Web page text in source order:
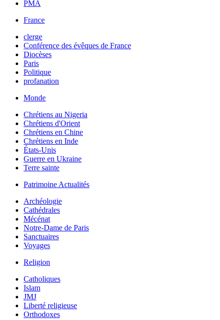
PMA
France
clerge
Conférence des évêques de France
Diocèses
Paris
Politique
profanation
Monde
Chrétiens au Nigeria
Chrétiens d'Orient
Chrétiens en Chine
Chrétiens en Inde
États-Unis
Guerre en Ukraine
Terre sainte
Patrimoine Actualités
Archéologie
Cathédrales
Mécénat
Notre-Dame de Paris
Sanctuaires
Voyages
Religion
Catholiques
Islam
JMJ
Liberté religieuse
Orthodoxes